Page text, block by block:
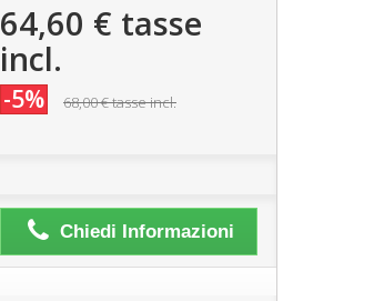
64,60 € tasse
incl.
-5% 68,00 €tasse incl.
Chiedi Informazioni